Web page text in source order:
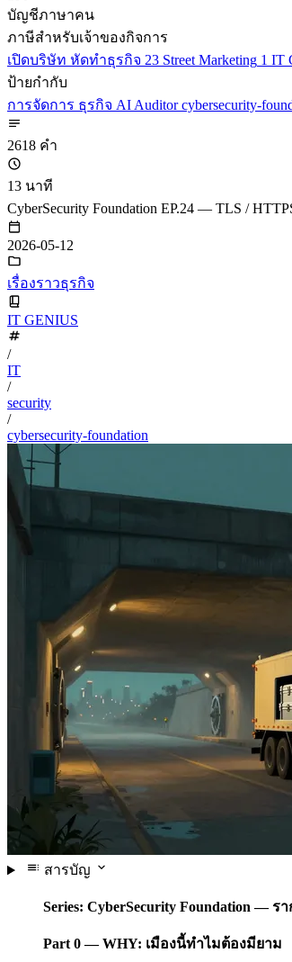
บัญชีภาษาคน
ภาษีสำหรับเจ้าของกิจการ
เปิดบริษัท หัดทำธุรกิจ 23 Street Marketing 1 IT
ป้ายกำกับ
การจัดการ ธุรกิจ AI Auditorcybersecurity-
2618 คำ
13 นาที
CyberSecurity Foundation EP.24 — TLS /
2026-05-12
เรื่องราวธุรกิจ
IT GENIUS
/
IT
/
security
/
cybersecurity-foundation
สารบัญ
Series: CyberSecurity Foundation —
Part 0 — WHY: เมืองนี้ทำไมต้องมียาม